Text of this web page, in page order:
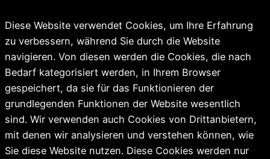
Diese Website verwendet Cookies, um Ihre Erfahrung
zu verbessern, während Sie durch die Website
navigieren. Von diesen werden die Cookies, die nach
Bedarf kategorisiert werden, in Ihrem Browser
gespeichert, da sie für das Funktionieren der
grundlegenden Funktionen der Website wesentlich
sind. Wir verwenden auch Cookies von Drittanbietern,
mit denen wir analysieren und verstehen können, wie
Sie diese Website nutzen. Diese Cookies werden nur